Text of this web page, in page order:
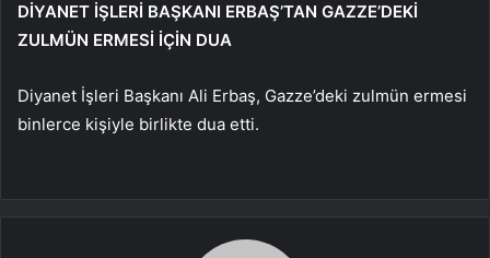
DİYANET İŞLERİ BAŞKANI ERBAŞ’TAN GAZZE’DEKİ
ZULMÜN ERMESİ İÇİN DUA
Diyanet İşleri Başkanı Ali Erbaş, Gazze’deki zulmün ermesi
binlerce kişiyle birlikte dua etti.